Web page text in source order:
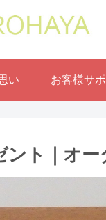
い お客様サ
ト｜オー